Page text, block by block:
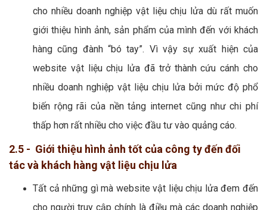
cho nhiều doanh nghiệp vật liệu chịu lửa dù rất muốn
giới thiệu hình ảnh, sản phẩm của mình đến với khách
hàng cũng đành “bó tay”. Vì vậy sự xuất hiện của
website vật liệu chịu lửa đã trở thành cứu cánh cho
nhiều doanh nghiệp vật liệu chịu lửa bởi mức độ phổ
biến rộng rãi của nền tảng internet cũng như chi phí
thấp hơn rất nhiều cho việc đầu tư vào quảng cáo.
2.5 - Giới thiệu hình ảnh tốt của công ty đến đối
tác và khách hàng vật liệu chịu lửa
Tất cả những gì mà website vật liệu chịu lửa đem đến
cho người truy cập chính là điều mà các doanh nghiệp